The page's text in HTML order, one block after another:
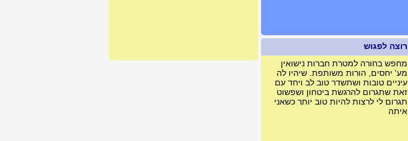
רוצה לפגוש
מחפש בחורה למטרת חברות נישואין
מע' יחסים, הורות משותפת. שיהיו לה
עיניים טובות ושתשדר טוב לב ויחד עם
זאת שתגרום להרגשת ביטחון ושפשוט
תגרום לי לרצות להיות טוב יותר כשאני
איתה